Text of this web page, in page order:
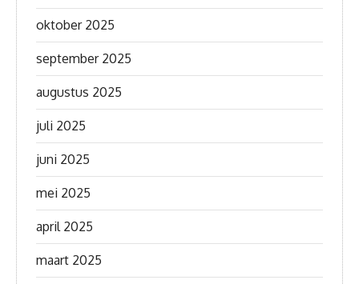
oktober 2025
september 2025
augustus 2025
juli 2025
juni 2025
mei 2025
april 2025
maart 2025